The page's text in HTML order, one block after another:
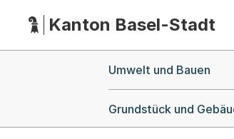
HauptnavigationKanton Basel-Stadt
Umwelt und Bauen
Grundstück und